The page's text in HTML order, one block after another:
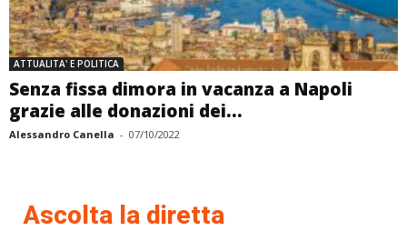
ATTUALITA' E POLITICA
Senza fissa dimora in vacanza a Napoli
grazie alle donazioni dei...
Alessandro Canella - 07/10/2022
Ascolta la diretta